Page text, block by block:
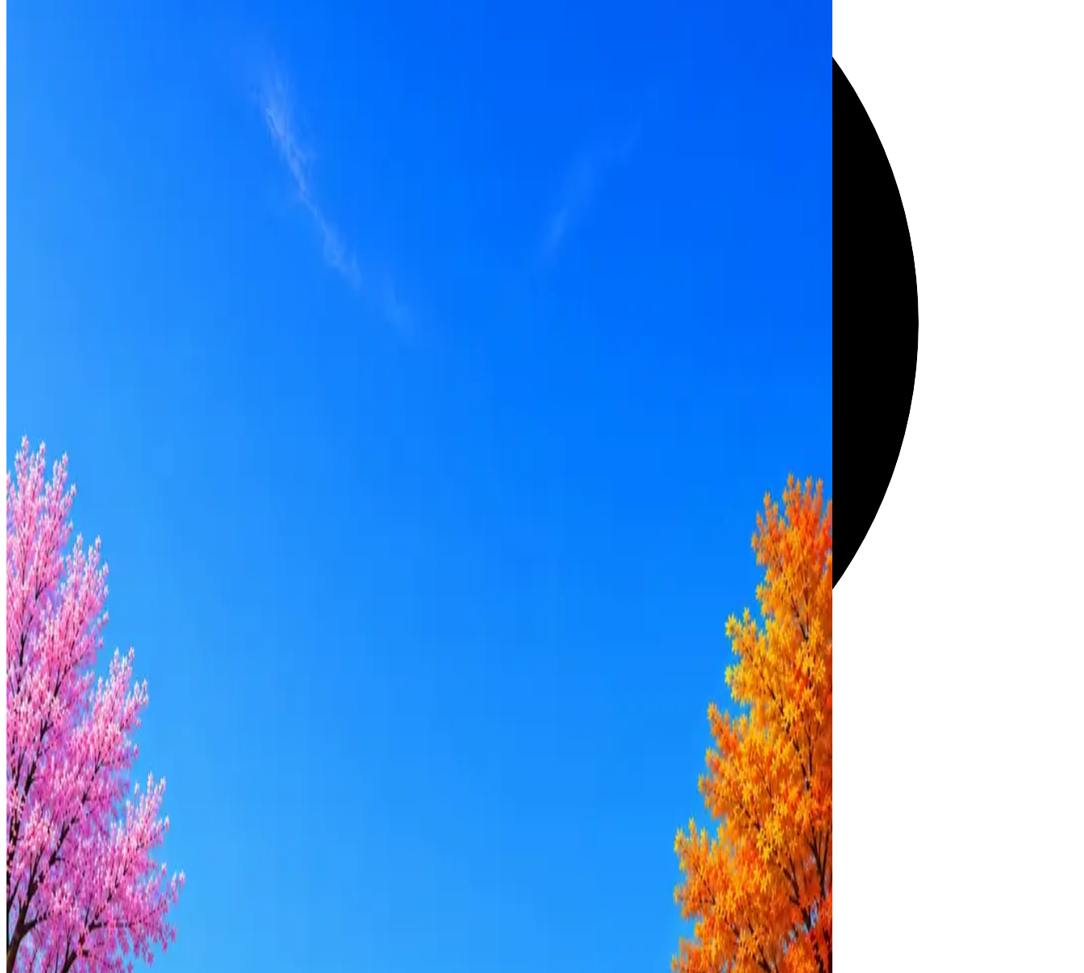
BlackStone Keeping Company
0активные вакансии
Оффер быстрее с Эйч
Стратегия поиска с AI: рынки, позиции, вилка, каналы
Резюме под ATS-фильтры
Ежедневный подбор из 600+ источников
AI-адаптация отклика под вакансию